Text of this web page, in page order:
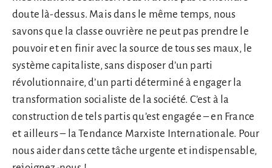
doute là-dessus. Mais dans le même temps, nous
savons que la classe ouvrière ne peut pas prendre le
pouvoir et en finir avec la source de tous ses maux, le
système capitaliste, sans disposer d’un parti
révolutionnaire, d’un parti déterminé à engager la
transformation socialiste de la société. C’est à la
construction de tels partis qu’est engagée – en France
et ailleurs – la Tendance Marxiste Internationale. Pour
nous aider dans cette tâche urgente et indispensable,